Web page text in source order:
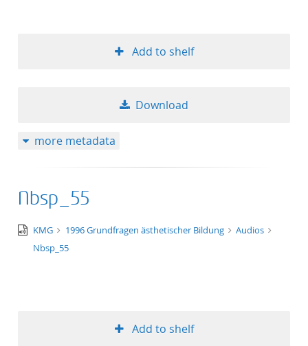
Add to shelf
Download
more metadata
Nbsp_55
audio/x-
wav
KMG 1996 Grundfragen ästhetischer Bildung
Audios
Nbsp_55
Add to shelf